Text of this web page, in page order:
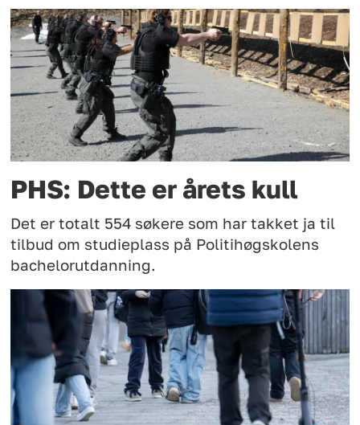
PHS: Dette er årets kull
Det er totalt 554 søkere som har takket ja til
tilbud om studieplass på Politihøgskolens
bachelorutdanning.